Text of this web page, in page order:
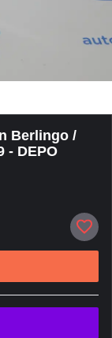
Berlingo /
- DEPO